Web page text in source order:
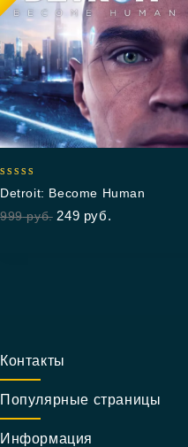
out of 5
Detroit: Become Human
999руб. 249 руб.
Контакты
Популярные страницы
Информация